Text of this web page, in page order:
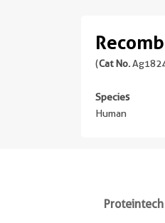
(Cat No.
Species
Human